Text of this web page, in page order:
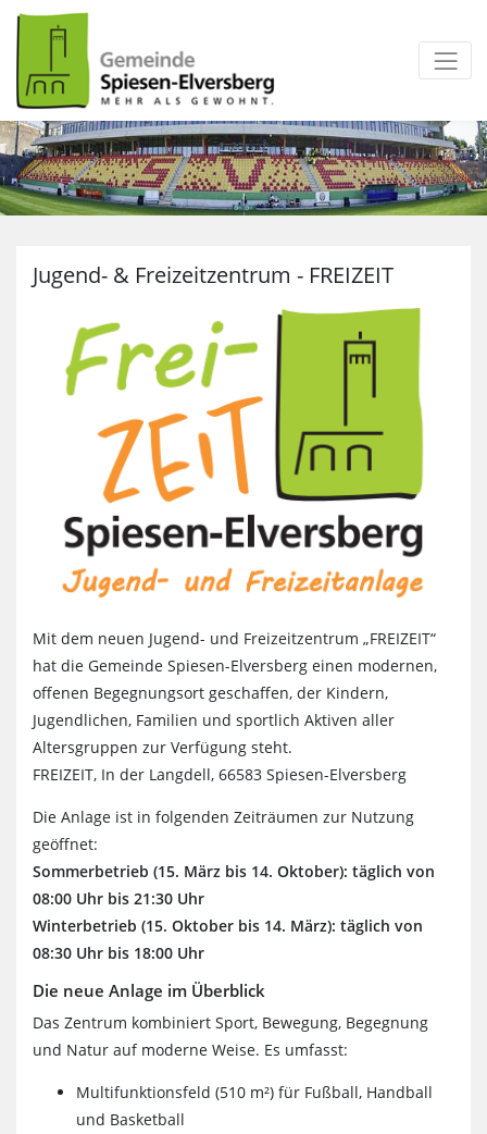
zum Inhalt
Jugend- & Freizeitzentrum - FREIZEIT
Mit dem neuen Jugend- und Freizeitzentrum „FREIZEIT“
hat die Gemeinde Spiesen-Elversberg einen modernen,
offenen Begegnungsort geschaffen, der Kindern,
Jugendlichen, Familien und sportlich Aktiven aller
Altersgruppen zur Verfügung steht.
FREIZEIT, In der Langdell, 66583 Spiesen-Elversberg
Die Anlage ist in folgenden Zeiträumen zur Nutzung
geöffnet:
Sommerbetrieb (15. März bis 14. Oktober): täglich von
08:00 Uhr bis 21:30 Uhr
Winterbetrieb (15. Oktober bis 14. März): täglich von
08:30 Uhr bis 18:00 Uhr
Die neue Anlage im Überblick
Das Zentrum kombiniert Sport, Bewegung, Begegnung
und Natur auf moderne Weise. Es umfasst:
Multifunktionsfeld (510 m²) für Fußball, Handball
und Basketball